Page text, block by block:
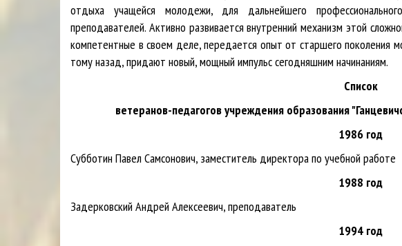
отдыха учащейся молодежи, для дальнейшего
преподавателей. Активно развивается внутренний механизм этой
компетентные в своем деле, передается опыт от старшего поколения
тому назад, придают новый, мощный импульс сегодняшним начинаниям.
Список
ветеранов-педагоговучреждения образования
1986 год
Субботин Павел Самсонович, заместитель директора по учебной работе
1988 год
Задерковский Андрей Алексеевич, преподаватель
1994 год